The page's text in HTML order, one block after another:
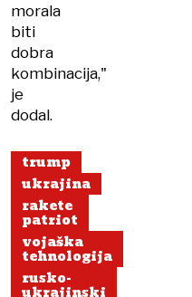
morala
biti
dobra
kombinacija,"
je
dodal.
trump
ukrajina
rakete
patriot
vojaška
tehnologija
rusko-
ukrajinski